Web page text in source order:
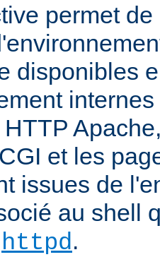
permet
disponibles
et les
issues de
au shell
httpd.